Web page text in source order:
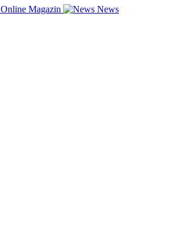
Online Magazin
News